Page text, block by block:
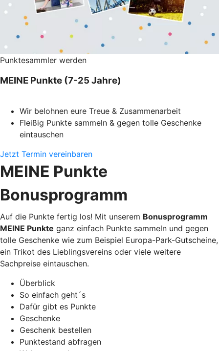
Punktesammler werden
MEINE Punkte (7-25 Jahre)
Wir belohnen eure Treue & Zusammenarbeit
Fleißig Punkte sammeln & gegen tolle Geschenke
eintauschen
Jetzt Termin vereinbaren
MEINE Punkte
Bonusprogramm
Auf die Punkte fertig los! Mit unserem Bonusprogramm
MEINE Punkte ganz einfach Punkte sammeln und gegen
tolle Geschenke wie zum Beispiel Europa-Park-Gutscheine,
ein Trikot des Lieblingsvereins oder viele weitere
Sachpreise eintauschen.
Überblick
So einfach geht´s
Dafür gibt es Punkte
Geschenke
Geschenk bestellen
Punktestand abfragen